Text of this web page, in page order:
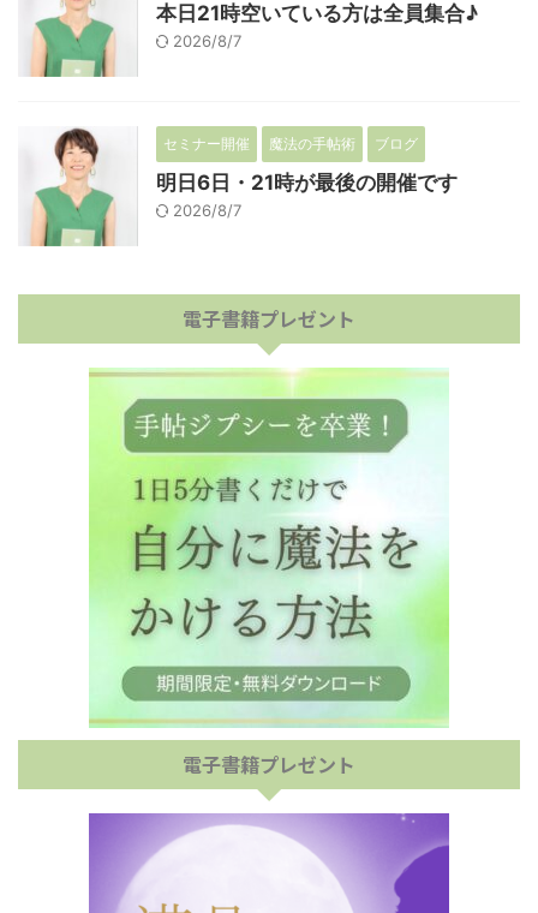
本日21時空いている方は全員集合♪
2026/8/7
セミナー開催 魔法の手帖術 ブログ
明日6日・21時が最後の開催です
2026/8/7
電子書籍プレゼント
電子書籍プレゼント